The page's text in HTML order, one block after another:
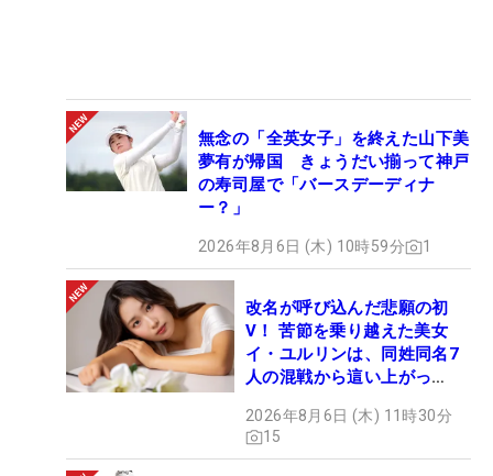
無念の「全英女子」を終えた山下美
夢有が帰国 きょうだい揃って神戸
の寿司屋で「バースデーディナ
ー？」
2026年8月6日 (木) 10時59分 1
改名が呼び込んだ悲願の初
V！ 苦節を乗り越えた美女
イ・ユルリンは、同姓同名7
人の混戦から這い上がっ
2026年8月6日 (木) 11時30分
15